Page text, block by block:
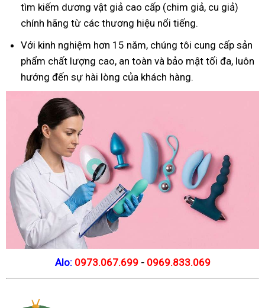
tìm kiếm dương vật giả cao cấp (chim giả, cu giả)
chính hãng từ các thương hiệu nổi tiếng.
Với kinh nghiệm hơn 15 năm, chúng tôi cung cấp sản
phẩm chất lượng cao, an toàn và bảo mật tối đa, luôn
hướng đến sự hài lòng của khách hàng.
Alo: 0973.067.699 - 0969.833.069